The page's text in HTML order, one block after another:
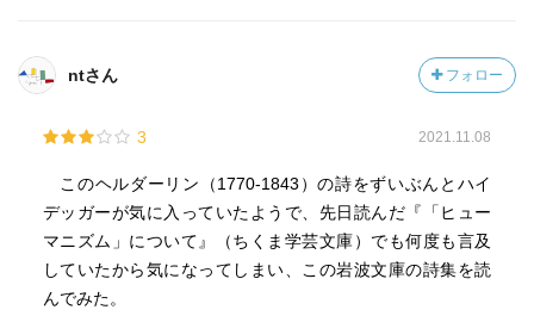
ntさん フォロー
3 2021.11.08
このヘルダーリン（1770-1843）の詩をずいぶんとハイ
デッガーが気に入っていたようで、先日読んだ『「ヒュー
マニズム」について』（ちくま学芸文庫）でも何度も言及
していたから気になってしまい、この岩波文庫の詩集を読
んでみた。